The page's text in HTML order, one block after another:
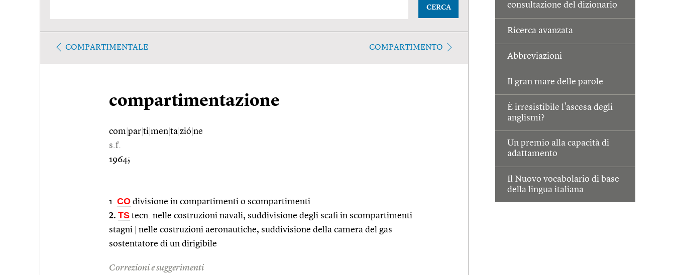
consultazione del dizionario
Ricerca avanzata
Abbreviazioni
Il gran mare delle parole
È irresistibile l’ascesa degli
anglismi?
Un premio alla capacità di
adattamento
Il Nuovo vocabolario di base
della lingua italiana
CERCA
COMPARTIMENTALE COMPARTIMENTO
compartimentazione
com par ti men ta zió ne
s.f.
1964;
1. CO divisione in compartimenti o scompartimenti
2. TS tecn. nelle costruzioni navali, suddivisione degli scafi in scompartimenti
stagni
nelle costruzioni aeronautiche, suddivisione della camera del gas
sostentatore di un dirigibile
Correzioni e suggerimenti